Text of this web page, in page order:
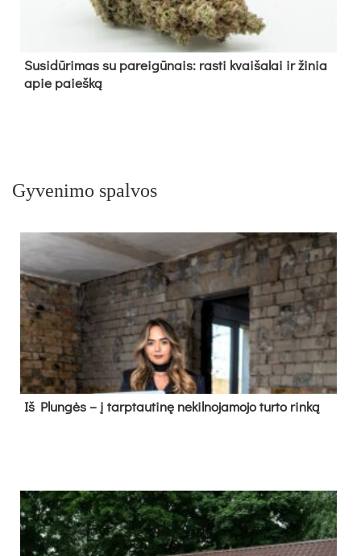
Su­si­dū­ri­mas su pa­rei­gū­nais: ras­ti kvai­ša­lai ir ži­nia
apie paieš­ką
Gyvenimo spalvos
Iš Plungės – į tarptautinę nekilnojamojo turto rinką